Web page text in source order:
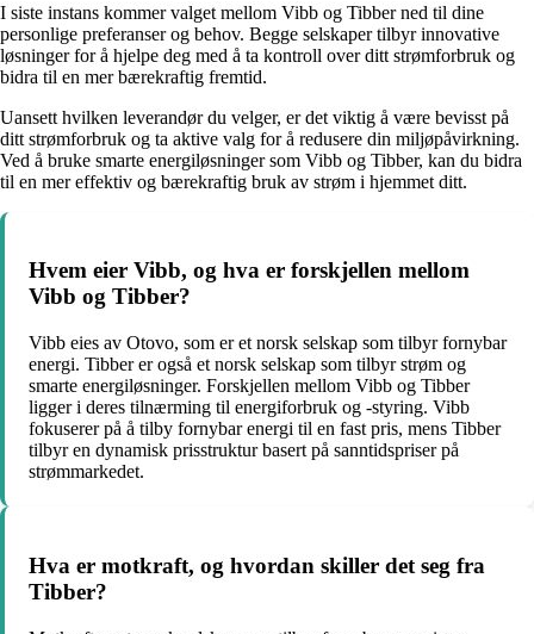
I siste instans kommer valget mellom Vibb og Tibber ned til dine
personlige preferanser og behov. Begge selskaper tilbyr innovative
løsninger for å hjelpe deg med å ta kontroll over ditt strømforbruk og
bidra til en mer bærekraftig fremtid.
Uansett hvilken leverandør du velger, er det viktig å være bevisst på
ditt strømforbruk og ta aktive valg for å redusere din miljøpåvirkning.
Ved å bruke smarte energiløsninger som Vibb og Tibber, kan du bidra
til en mer effektiv og bærekraftig bruk av strøm i hjemmet ditt.
Hvem eier Vibb, og hva er forskjellen mellom
Vibb og Tibber?
Vibb eies av Otovo, som er et norsk selskap som tilbyr fornybar
energi. Tibber er også et norsk selskap som tilbyr strøm og
smarte energiløsninger. Forskjellen mellom Vibb og Tibber
ligger i deres tilnærming til energiforbruk og -styring. Vibb
fokuserer på å tilby fornybar energi til en fast pris, mens Tibber
tilbyr en dynamisk prisstruktur basert på sanntidspriser på
strømmarkedet.
Hva er motkraft, og hvordan skiller det seg fra
Tibber?